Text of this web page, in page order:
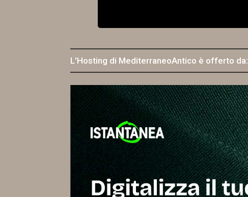
L'Hosting di MediterraneoAntico è offerto da: